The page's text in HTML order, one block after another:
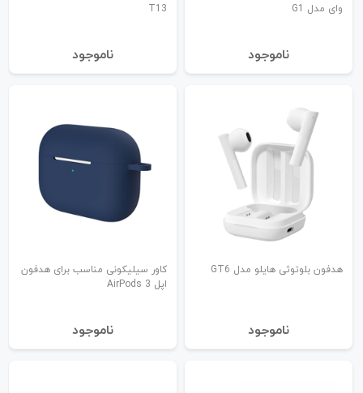
وای مدل G1
نا‌موجود
T13
نا‌موجود
هدفون بلوتوثی هایلو مدل GT6
نا‌موجود
کاور سیلیکونی مناسب برای هدفون
اپل AirPods 3
نا‌موجود